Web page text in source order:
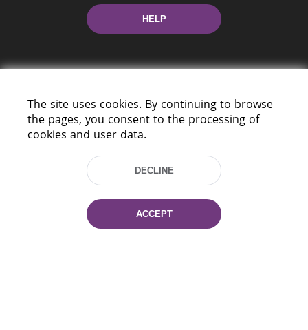
HELP
Tel.: (+375 17) 368 37 37
Fax: (+375 17) 368 97 06
E-mail: inbox@nlb.by
The site uses cookies. By continuing to browse
the pages, you consent to the processing of
cookies and user data.
DECLINE
ACCEPT